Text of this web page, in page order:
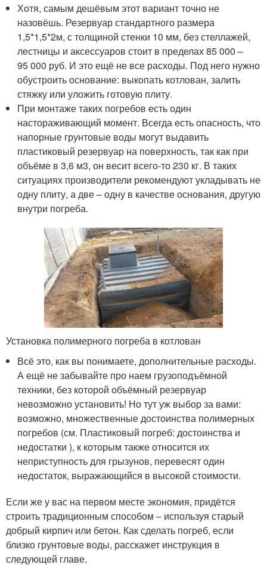
Хотя, самым дешёвым этот вариант точно не
назовёшь. Резервуар стандартного размера
1,5*1,5*2м, с толщиной стенки 10 мм, без стеллажей,
лестницы и аксессуаров стоит в пределах 85 000 –
95 000 руб. И это ещё не все расходы. Под него нужно
обустроить основание: выкопать котлован, залить
стяжку или уложить готовую плиту.
При монтаже таких погребов есть один
настораживающий момент. Всегда есть опасность, что
напорные грунтовые воды могут выдавить
пластиковый резервуар на поверхность, так как при
объёме в 3,6 м3, он весит всего-то 230 кг. В таких
ситуациях производители рекомендуют укладывать не
одну плиту, а две – одну в качестве основания, другую
внутри погреба.
Установка полимерного погреба в котлован
Всё это, как вы понимаете, дополнительные расходы.
А ещё не забывайте про наем грузоподъёмной
техники, без которой объёмный резервуар
невозможно установить! Но тут уж выбор за вами:
возможно, множественные достоинства полимерных
погребов (см. Пластиковый погреб: достоинства и
недостатки ), к которым также относится их
неприступность для грызунов, перевесят один
недостаток, выражающийся в высокой стоимости.
Если же у вас на первом месте экономия, придётся
строить традиционным способом – используя старый
добрый кирпич или бетон. Как сделать погреб, если
близко грунтовые воды, расскажет инструкция в
следующей главе.